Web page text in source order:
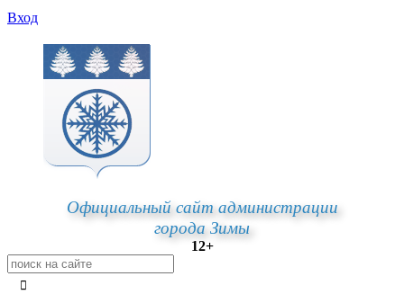
Вход
Официальный сайт администрации
города Зимы
12+